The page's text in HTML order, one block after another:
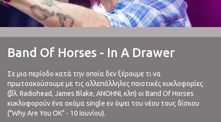
Band Of Horses - In A Drawer
Σε μια περίοδο κατά την οποία δεν ξέρουμε τι να
πρωτοακούσουμε με τις αλλεπάλληλες ποιοτικές κυκλοφορίες
(βλ. Radiohead, James Blake, ANOHNI, κλπ) οι Band Of Horses
κυκλοφορούν ένα ακόμα single εν όψει του νέου τους δίσκου
("Why Are You OK" - 10 Ιουνίου).